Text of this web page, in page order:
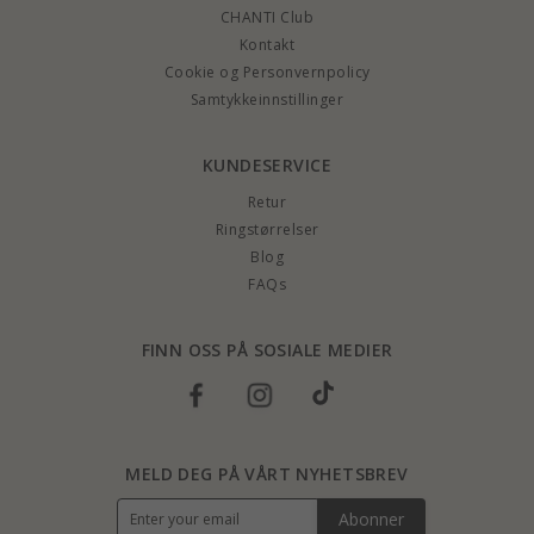
CHANTI Club
Kontakt
Cookie og Personvernpolicy
Samtykkeinnstillinger
KUNDESERVICE
Retur
Ringstørrelser
Blog
FAQs
FINN OSS PÅ SOSIALE MEDIER
MELD DEG PÅ VÅRT NYHETSBREV
Abonner